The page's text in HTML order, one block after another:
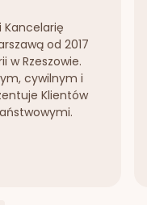
Kancelarię
od 2017
w Rzeszowie.
cywilnym i
Klientów